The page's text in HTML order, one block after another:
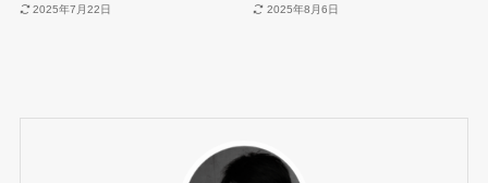
2025年7月22日 2025年8月6日